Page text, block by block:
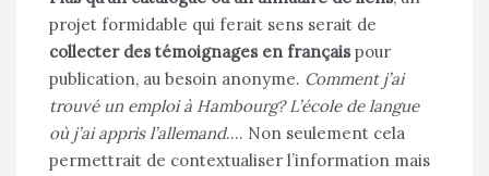
projet formidable qui ferait sens serait de
collecter des témoignages en français pour
publication, au besoin anonyme. Comment j’ai
trouvé un emploi à Hambourg? L’école de langue
où j’ai appris l’allemand…. Non seulement cela
permettrait de contextualiser l’information mais